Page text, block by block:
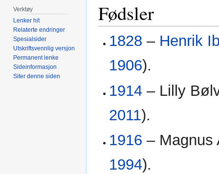
Fødsler
1828 – Henrik
1906).
1914 – Lilly
2011).
1916 – Magnus
1994).
Verktøy
Lenker hit
Relaterte endringer
Spesialsider
Utskriftsvennlig versjon
Permanent lenke
Sideinformasjon
Siter denne siden